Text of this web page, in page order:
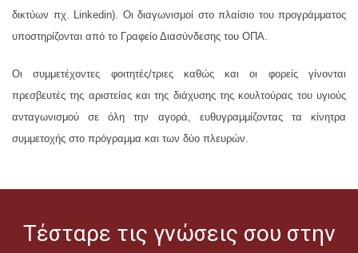
δικτύων πχ. Linkedin). Οι διαγωνισμοί στο πλαίσιο του προγράμματος
υποστηρίζονται από το Γραφείο Διασύνδεσης του ΟΠΑ.
Οι συμμετέχοντες φοιτητές/τριες καθώς και οι φορείς γίνονται
πρεσβευτές της αριστείας και της διάχυσης της κουλτούρας του υγιούς
ανταγωνισμού σε όλη την αγορά, ευθυγραμμίζοντας τα κίνητρα
συμμετοχής στο πρόγραμμα και των δύο πλευρών.
Τέσταρε τις γνώσεις σου στην